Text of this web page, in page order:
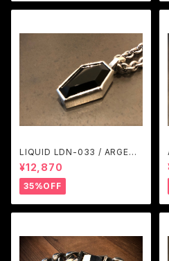
LIQUID LDN-033 / ARGENT
GLEAM
¥12,870
35%OFF